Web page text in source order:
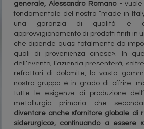
generale, Alessandro Romano- vuole
fondamentale del nostro “made in
una garanzia di qualità e
approvvigionamento di prodotti finiti in
che dipende quasi totalmente da
quali di provenienza cinese». In
dell’evento, l’azienda presenterà,
refrattari di dolomite, la vasta
nostro gruppo è in grado di offrire:
tutte le esigenze di produzione
metallurgia primaria che
diventare anche «fornitore globale di
siderurgico», continuando a essere